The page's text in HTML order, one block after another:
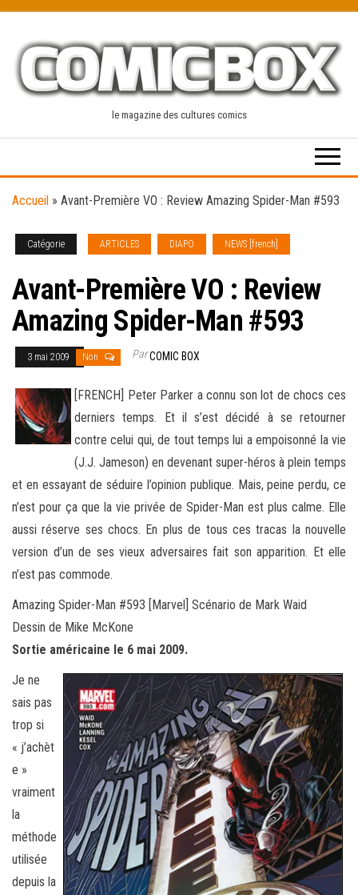
content
le magazine des cultures comics
Accueil » Avant-Première VO : Review Amazing Spider-Man #593
Catégorie ARTICLES DIAPO NEWS [french]
Avant-Première VO : Review
Amazing Spider-Man #593
3 mai 2009 Non ParCOMIC BOX
[FRENCH] Peter Parker a connu son lot de chocs ces
derniers temps. Et il s’est décidé à se retourner
contre celui qui, de tout temps lui a empoisonné la vie
(J.J. Jameson) en devenant super-héros à plein temps
et en essayant de séduire l’opinion publique. Mais, peine perdu, ce
n’est pour ça que la vie privée de Spider-Man est plus calme. Elle
aussi réserve ses chocs. En plus de tous ces tracas la nouvelle
version d’un de ses vieux adversaires fait son apparition. Et elle
n’est pas commode.
Amazing Spider-Man #593 [Marvel] Scénario de Mark Waid
Dessin de Mike McKone
Sortie américaine le 6 mai 2009.
Je ne
sais pas
trop si
« j’achèt
e »
vraiment
la
méthode
utilisée
depuis la